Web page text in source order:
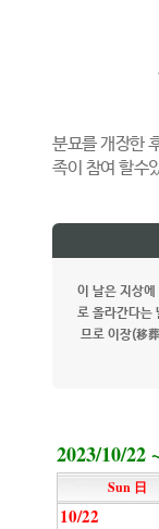
분묘를 개장한
족이 참여 할수
이 날은 지상
로 올라간다는
므로 이장(移
2023/10/22
Sun 日
10/22